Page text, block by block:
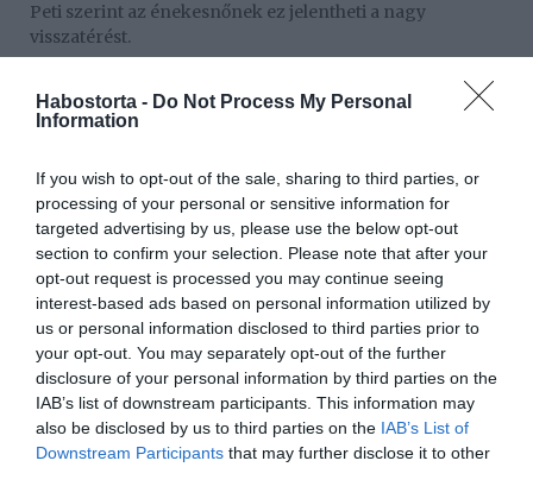
Habostorta - Do Not Process My Personal
Information
If you wish to opt-out of the sale, sharing to third parties, or
processing of your personal or sensitive information for
targeted advertising by us, please use the below opt-out
section to confirm your selection. Please note that after your
opt-out request is processed you may continue seeing
interest-based ads based on personal information utilized by
us or personal information disclosed to third parties prior to
your opt-out. You may separately opt-out of the further
disclosure of your personal information by third parties on the
IAB’s list of downstream participants. This information may
also be disclosed by us to third parties on the IAB’s List of
Downstream Participants that may further disclose it to other
Peti szerint az énekesnőnek ez jelentheti a nagy
visszatérést.
kérdésére
Petivel incselkedett. Két produkció között egy váratlan
kérdéssel rukkolt elő:
Szeretnél a magyar csávóm lenni?
A kérdés még a nagydumás énekest is meglepte, ezért
hirtelen nem is tudott rá mit válaszolni. Erika erre
boldogan nyugtázta, hogy még Maricsot is el lehet
hallgattatni. Végül a fiú csak annyit kérdezett, hogy lehet-
e esetleg csak a szeretője.
Megosztás: Facebook Twitter Pinterest